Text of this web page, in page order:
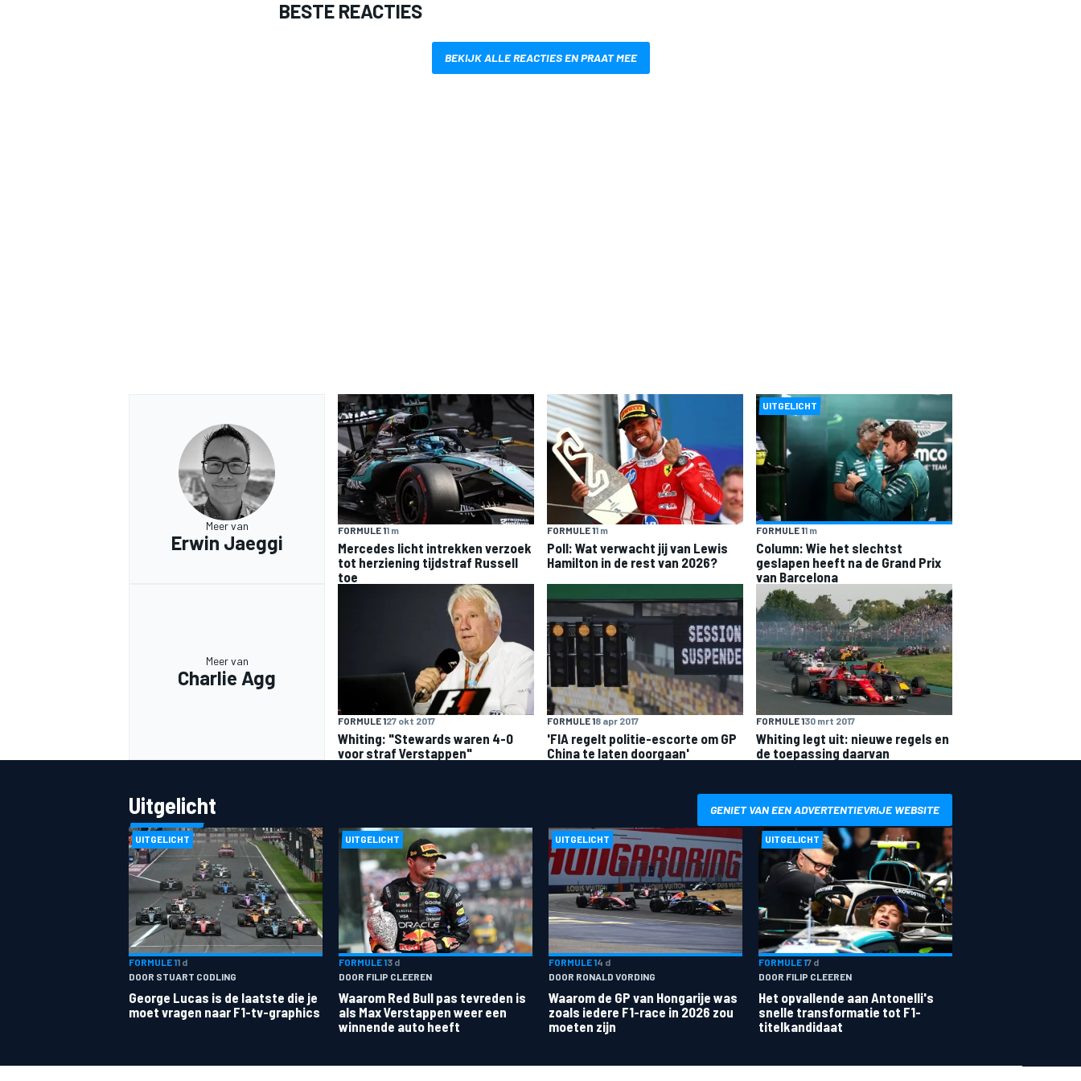
MEER RACEKLASSEN
BESTE REACTIES
BEKIJK ALLE REACTIES EN PRAAT MEE
Meer van
Erwin Jaeggi
FORMULE 11 m
Mercedes licht intrekken verzoek
tot herziening tijdstraf Russell
toe
FORMULE 11 m
Poll: Wat verwacht jij van Lewis
Hamilton in de rest van 2026?
UITGELICHT
FORMULE 11 m
Column: Wie het slechtst
geslapen heeft na de Grand Prix
van Barcelona
Meer van
Charlie Agg
FORMULE 127 okt 2017
Whiting: "Stewards waren 4-0
voor straf Verstappen"
FORMULE 18 apr 2017
'FIA regelt politie-escorte om GP
China te laten doorgaan'
FORMULE 130 mrt 2017
Whiting legt uit: nieuwe regels en
de toepassing daarvan
Uitgelicht GENIET VAN EEN ADVERTENTIEVRIJE WEBSITE
UITGELICHT
FORMULE 11 d
DOOR STUART CODLING
George Lucas is de laatste die je
moet vragen naar F1-tv-graphics
UITGELICHT
FORMULE 13 d
DOOR FILIP CLEEREN
Waarom Red Bull pas tevreden is
als Max Verstappen weer een
winnende auto heeft
UITGELICHT
FORMULE 14 d
DOOR RONALD VORDING
Waarom de GP van Hongarije was
zoals iedere F1-race in 2026 zou
moeten zijn
UITGELICHT
FORMULE 17 d
DOOR FILIP CLEEREN
Het opvallende aan Antonelli's
snelle transformatie tot F1-
titelkandidaat